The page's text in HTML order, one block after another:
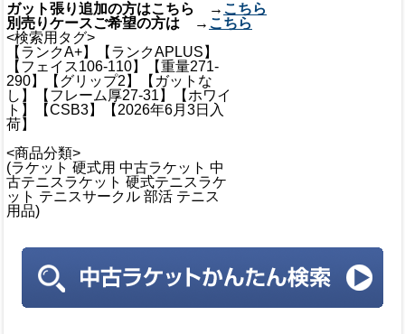
ガット張り追加の方はこちら → こちら
別売りケースご希望の方は → こちら
<検索用タグ>
【ランクA+】【ランクAPLUS】
【フェイス106-110】【重量271-
290】【グリップ2】【ガットな
し】【フレーム厚27-31】【ホワイ
ト】【CSB3】【2026年6月3日入
荷】
<商品分類>
(ラケット 硬式用 中古ラケット 中
古テニスラケット 硬式テニスラケ
ット テニスサークル 部活 テニス
用品)